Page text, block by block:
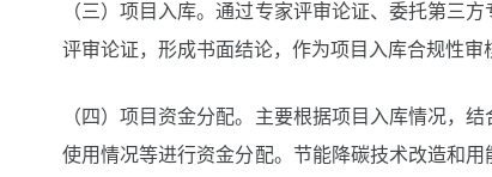
（三）项目入库。通过专家评审论证、委托第三
评审论证，形成书面结论，作为项目入库合规性审
（四）项目资金分配。主要根据项目入库情况，
使用情况等进行资金分配。节能降碳技术改造和